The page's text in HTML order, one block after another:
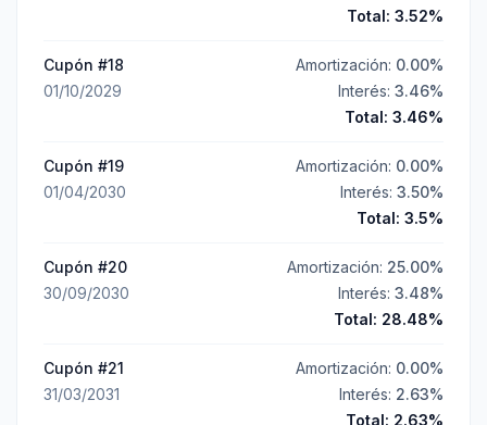
Total: 3.52%
Cupón #18
01/10/2029
Amortización: 0.00%
Interés: 3.46%
Total: 3.46%
Cupón #19
01/04/2030
Amortización: 0.00%
Interés: 3.50%
Total: 3.5%
Cupón #20
30/09/2030
Amortización: 25.00%
Interés: 3.48%
Total: 28.48%
Cupón #21
31/03/2031
Amortización: 0.00%
Interés: 2.63%
Total: 2.63%